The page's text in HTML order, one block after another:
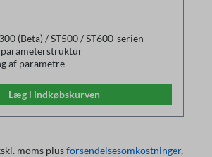
(Beta) / ST500 / ST600-serien
af parametre
kan indlæses igen som
Læg i indkøbskurven
moms plusforsendelsesomkostninger,